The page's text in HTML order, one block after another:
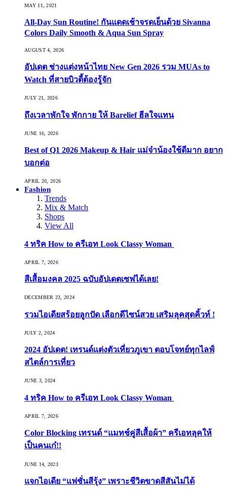
MAY 11, 2021
All-Day Sun Routine! กันแดดเช้าจรดเย็นด้วย Sivanna
Colors Daily Smooth & Aqua Sun Spray
AUGUST 4, 2026
อัปเดต ช่างแต่งหน้าไทย New Gen 2026 รวม MUAs to
Watch ที่สายบิวตี้ต้องรู้จัก
JULY 21, 2026
ถึงเวลาพักใจ พักกาย ให้ Barelief ฮีลใจแทน
JUNE 16, 2026
Best of Q1 2026 Makeup & Hair แม่จ๋าน้องใช้ดีมาก อยาก
บอกต่อ
APRIL 20, 2026
Fashion
Trends
Mix & Match
Shops
View All
4 ทริค How to ครีเอท Look Classy Woman
APRIL 7, 2026
สีเสื้อมงคล 2025 ฉบับอัปเดตเซฟได้เลย!
DECEMBER 23, 2024
รวมไอเดียสร้อยลูกปัด เลือกดีไซน์สวย เสริมลุคสุดคิ้วท์ !
JULY 2, 2024
2024 อัปเดต! เทรนด์แต่งตัวเที่ยวภูเขา ตอบโจทย์ทุกไลฟ์
สไตล์การเที่ยว
JUNE 3, 2024
4 ทริค How to ครีเอท Look Classy Woman
APRIL 7, 2026
Color Blocking เทรนด์ “แมทช์คู่สีเสื้อผ้า” ครีเอทลุคให้
เป็นคนเก๋!!
JUNE 14, 2023
แจกไอเดีย “แฟชั่นสีรุ้ง” เพราะชีวิตขาดสีสันไม่ได้